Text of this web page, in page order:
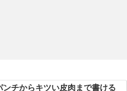
ンチからキツい皮肉まで書ける